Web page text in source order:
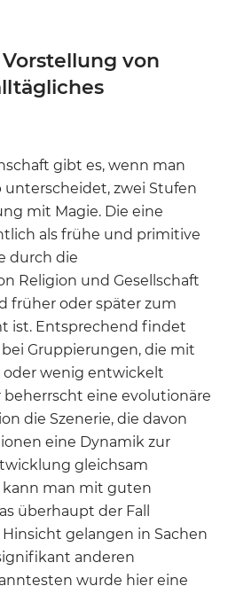
von
gibt es, wenn man
zwei Stufen
mit Magie. Die eine
als frühe und primitive
durch die
Religion und Gesellschaft
früher oder später zum
ist. Entsprechend findet
Gruppierungen, die mit
oder wenig entwickelt
eine evolutionäre
die Szenerie, die davon
eine Dynamik zur
gleichsam
kann man mit guten
überhaupt der Fall
gelangen in Sachen
anderen
wurde hier eine